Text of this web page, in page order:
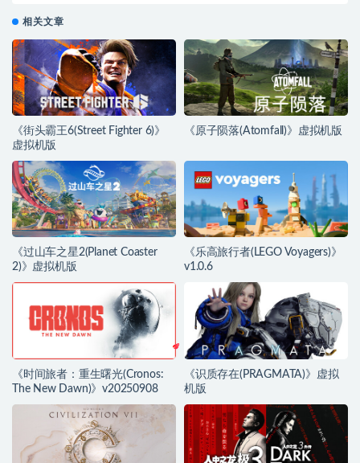
相关文章
《街头霸王6(Street Fighter 6)》
虚拟机版
《原子陨落(Atomfall)》虚拟机版
《过山车之星2(Planet Coaster
2)》虚拟机版
《乐高旅行者(LEGO Voyagers)》
v1.0.6
《时间旅者：重生曙光(Cronos:
The New Dawn)》v20250908
《识质存在(PRAGMATA)》虚拟
机版